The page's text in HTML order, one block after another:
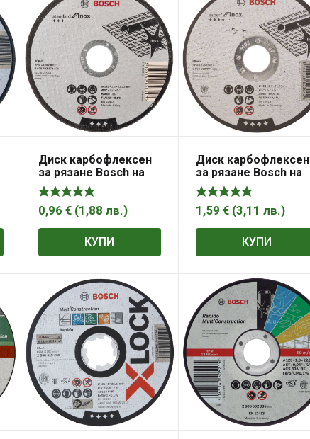
Диск карбофлексен
за рязане Bosch на
неръждаема
стомана
125×22.23×1.6 мм, WA
Standard for Inox
0,96 € (1,88 лв.)
КУПИ
Диск карбофлексен
за рязане Bosch на
неръждаема
стомана 125×22.23×2
мм, AS 60 T INOX BF,
1,59 € (3,11 лв.)
КУПИ